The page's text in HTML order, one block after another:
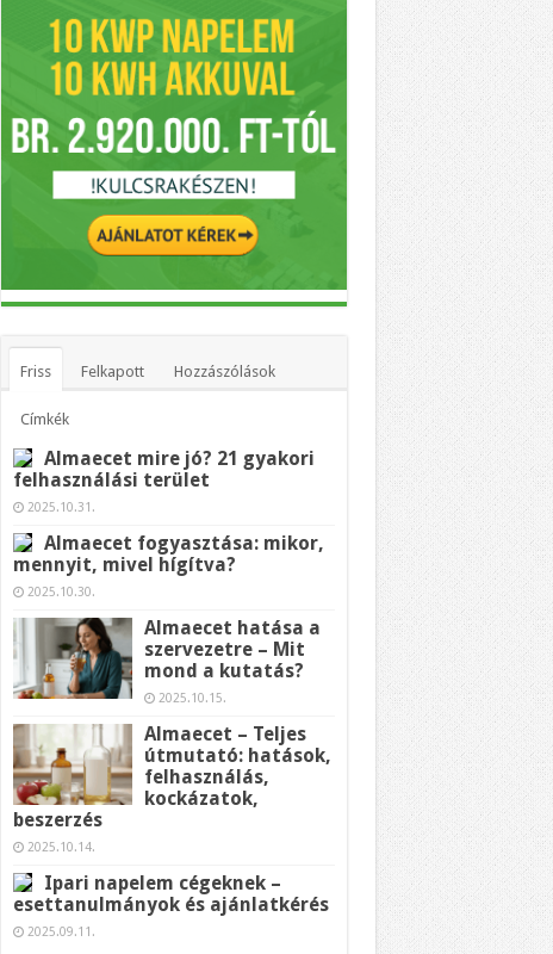
Friss Felkapott Hozzászólások
Címkék
Almaecet mire jó? 21 gyakori
felhasználási terület
2025.10.31.
Almaecet fogyasztása: mikor,
mennyit, mivel hígítva?
2025.10.30.
Almaecet hatása a
szervezetre – Mit
mond a kutatás?
2025.10.15.
Almaecet – Teljes
útmutató: hatások,
felhasználás,
kockázatok,
beszerzés
2025.10.14.
Ipari napelem cégeknek –
esettanulmányok és ajánlatkérés
2025.09.11.